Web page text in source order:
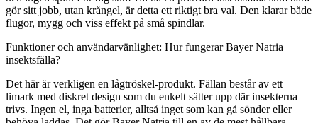
gör sitt jobb, utan krångel, är detta ett riktigt bra val. Den klarar både
flugor, mygg och viss effekt på små spindlar.
Funktioner och användarvänlighet: Hur fungerar Bayer Natria
insektsfälla?
Det här är verkligen en lågtröskel-produkt. Fällan består av ett
limark med diskret design som du enkelt sätter upp där insekterna
trivs. Ingen el, inga batterier, alltså inget som kan gå sönder eller